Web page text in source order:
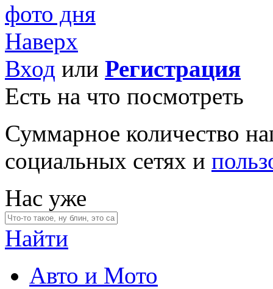
фото дня
Наверх
Вход или Регистрация
Есть на что посмотреть
Суммарное количество
социальных сетях и
Нас уже
Найти
Авто и Мото